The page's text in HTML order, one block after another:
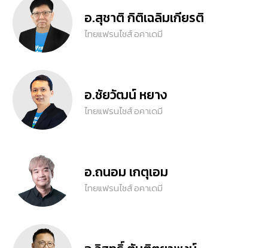
อ.สุชาติ กิติเฉลิมเกียรติ
ไทยแฟรนไชส์ อคาเดมี
อ.ชัยวัฒน์ หยาง
ไทยแฟรนไชส์ อคาเดมี
อ.ถนอม เกตุเอม
ไทยแฟรนไชส์ อคาเดมี